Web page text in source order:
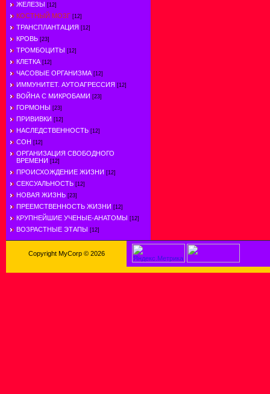
ЖЕЛЕЗЫ [12]
КОСТНЫЙ МОЗГ [12]
ТРАНСПЛАНТАЦИЯ [12]
КРОВЬ [23]
ТРОМБОЦИТЫ [12]
КЛЕТКА [12]
ЧАСОВЫЕ ОРГАНИЗМА [12]
ИММУНИТЕТ. АУТОАГРЕССИЯ [12]
ВОЙНА С МИКРОБАМИ [23]
ГОРМОНЫ [23]
ПРИВИВКИ [12]
НАСЛЕДСТВЕННОСТЬ [12]
СОН [12]
ОРГАНИЗАЦИЯ СВОБОДНОГО
ВРЕМЕНИ [12]
ПРОИСХОЖДЕНИЕ ЖИЗНИ [12]
СЕКСУАЛЬНОСТЬ [12]
НОВАЯ ЖИЗНЬ [23]
ПРЕЕМСТВЕННОСТЬ ЖИЗНИ [12]
КРУПНЕЙШИЕ УЧЕНЫЕ-АНАТОМЫ [12]
ВОЗРАСТНЫЕ ЭТАПЫ [12]
Copyright MyCorp © 2026